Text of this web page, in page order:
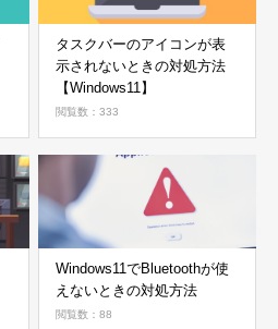
タスクバーのアイコンが表
示されないときの対処方法
【Windows11】
閲覧数：333
Windows11でBluetoothが使
えないときの対処方法
閲覧数：88